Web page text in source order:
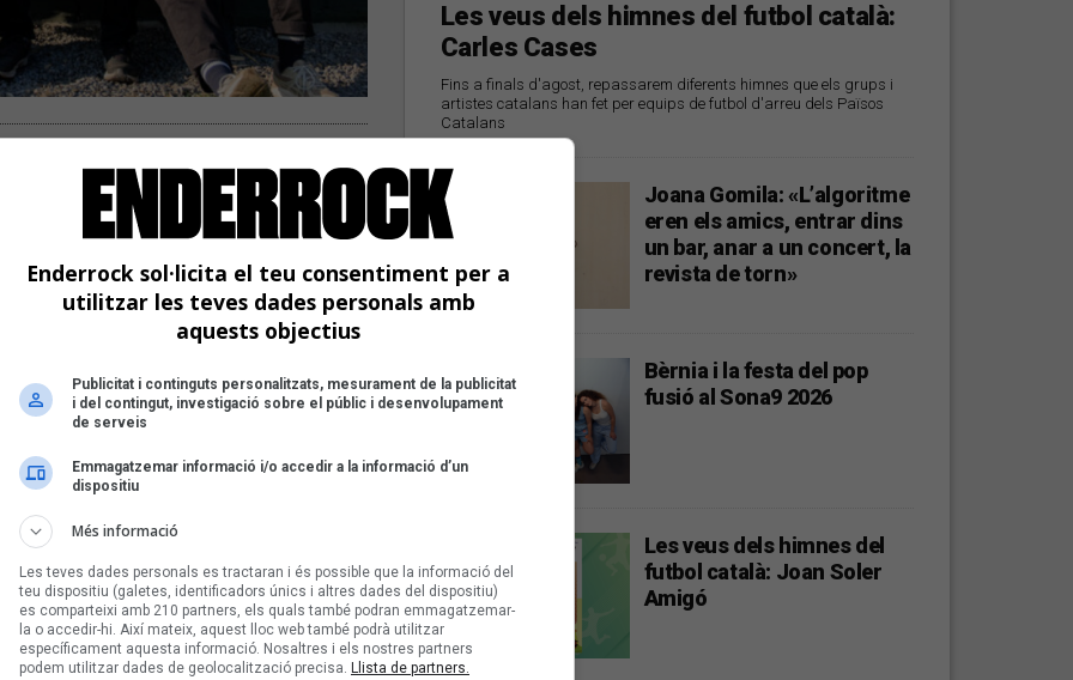
Pascual Quartet, a
projectes que busquen suport
una campanya per poder enregistrar
1
Següent >
Les veus dels himnes del futbol català:
Carles Cases
Fins a finals d'agost, repassarem diferents himnes que els grups i
artistes catalans han fet per equips de futbol d'arreu dels Països
Catalans
Joana Gomila: «L’algoritme
eren els amics, entrar dins
un bar, anar a un concert, la
revista de torn»
Bèrnia i la festa del pop
fusió al Sona9 2026
Les veus dels himnes del
futbol català: Joan Soler
Amigó
Enderrock sol·licita el teu consentiment per a
utilitzar les teves dades personals amb
aquests objectius
Publicitat i continguts personalitzats, mesurament de la publicitat
i del contingut, investigació sobre el públic i desenvolupament
de serveis
Emmagatzemar informació i/o accedir a la informació d’un
dispositiu
Més informació
Les teves dades personals es tractaran i és possible que la informació del
teu dispositiu (galetes, identificadors únics i altres dades del dispositiu)
es comparteixi amb 210 partners, els quals també podran emmagatzemar-
la o accedir-hi. Així mateix, aquest lloc web també podrà utilitzar
específicament aquesta informació. Nosaltres i els nostres partners
podem utilitzar dades de geolocalització precisa. Llista de partners.